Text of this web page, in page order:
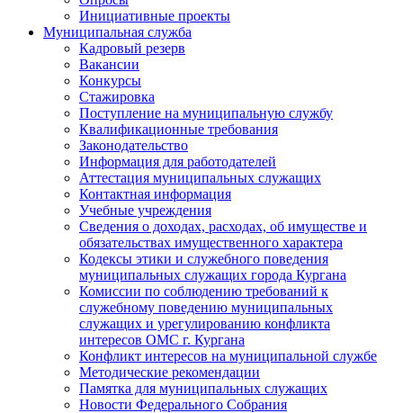
Инициативные проекты
Муниципальная служба
Кадровый резерв
Вакансии
Конкурсы
Стажировка
Поступление на муниципальную службу
Квалификационные требования
Законодательство
Информация для работодателей
Аттестация муниципальных служащих
Контактная информация
Учебные учреждения
Сведения о доходах, расходах, об имуществе и
обязательствах имущественного характера
Кодексы этики и служебного поведения
муниципальных служащих города Кургана
Комиссии по соблюдению требований к
служебному поведению муниципальных
служащих и урегулированию конфликта
интересов ОМС г. Кургана
Конфликт интересов на муниципальной службе
Методические рекомендации
Памятка для муниципальных служащих
Новости Федерального Cобрания